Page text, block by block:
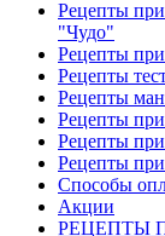
Рецепты
"Чудо"
Рецепты
Рецепты
Рецепты
Рецепты
Рецепты
Рецепты
Способы
Акции
РЕЦЕПТЫ